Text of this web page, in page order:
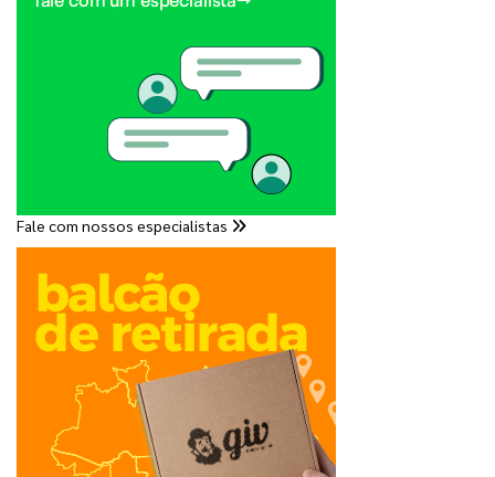
Fale com nossos especialistas